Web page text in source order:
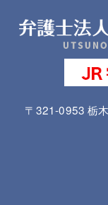
〒321-0953 栃